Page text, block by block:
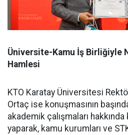
Üniversite-Kamu İş Birliğiyle
Hamlesi
KTO Karatay Üniversitesi
Ortaç ise konuşmasının
akademik çalışmaları
yaparak, kamu kurumları ve